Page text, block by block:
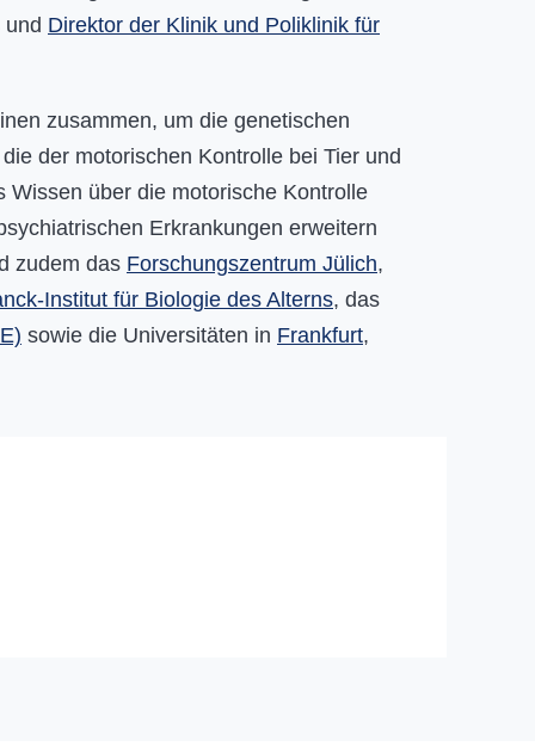
und Direktor der Klinik und Poliklinik für
zusammen, um die genetischen
der motorischen Kontrolle bei Tier und
über die motorische Kontrolle
Erkrankungen erweitern
zudem das Forschungszentrum Jülich,
Institut für Biologie des Alterns, das
sowie die Universitäten in Frankfurt,